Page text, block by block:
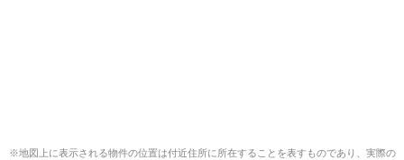
※地図上に表示される物件の位置は付近住所に所在することを表すものであり、実際の